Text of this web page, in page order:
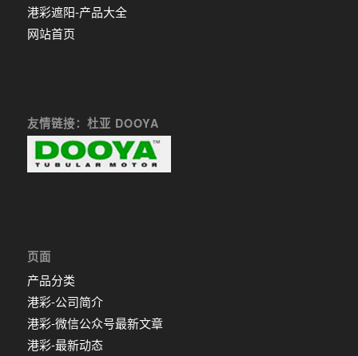
港彩遮阳-产品大全
网站首页
友情链接：杜亚 DOOYA
页面
产品分类
港彩-公司简介
港彩-微信公众号最新文章
港彩-最新动态